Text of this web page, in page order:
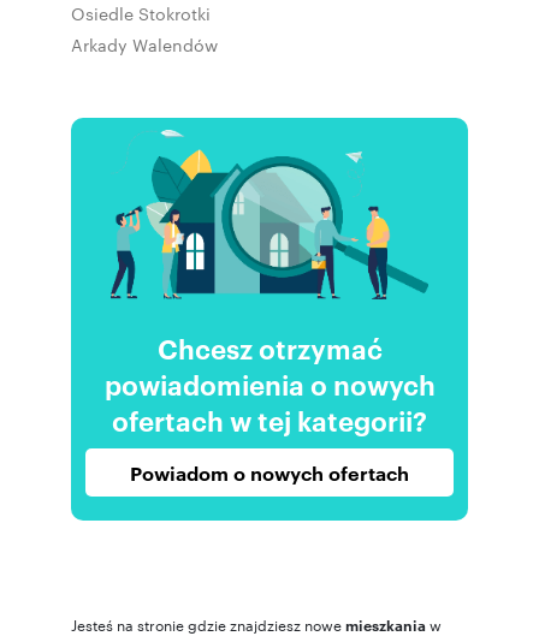
Osiedle Stokrotki
Arkady Walendów
Chcesz otrzymać
powiadomienia o nowych
ofertach w tej kategorii?
Powiadom o nowych ofertach
Jesteś na stronie gdzie znajdziesz nowemieszkaniaw